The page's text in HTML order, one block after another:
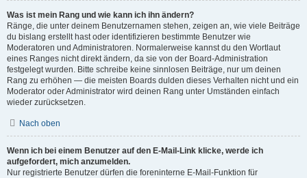
Was ist mein Rang und wie kann ich ihn ändern?
Ränge, die unter deinem Benutzernamen stehen, zeigen an, wie viele Beiträge
du bislang erstellt hast oder identifizieren bestimmte Benutzer wie
Moderatoren und Administratoren. Normalerweise kannst du den Wortlaut
eines Ranges nicht direkt ändern, da sie von der Board-Administration
festgelegt wurden. Bitte schreibe keine sinnlosen Beiträge, nur um deinen
Rang zu erhöhen — die meisten Boards dulden dieses Verhalten nicht und ein
Moderator oder Administrator wird deinen Rang unter Umständen einfach
wieder zurücksetzen.
Nach oben
Wenn ich bei einem Benutzer auf den E-Mail-Link klicke, werde ich
aufgefordert, mich anzumelden.
Nur registrierte Benutzer dürfen die foreninterne E-Mail-Funktion für